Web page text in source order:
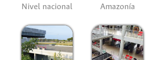
Nivel nacional Amazonía